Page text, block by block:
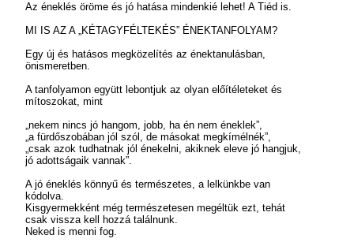
Az éneklés öröme és jó hatása mindenkié lehet! A Tiéd is.
MI IS AZ A „KÉTAGYFÉLTEKÉS” ÉNEKTANFOLYAM?
Egy új és hatásos megközelítés az énektanulásban,
önismeretben.
A tanfolyamon együtt lebontjuk az olyan előítéleteket és
mítoszokat, mint
„nekem nincs jó hangom, jobb, ha én nem éneklek”,
„a fürdőszobában jól szól, de másokat megkímélnék”,
„csak azok tudhatnak jól énekelni, akiknek eleve jó hangjuk,
jó adottságaik vannak”.
A jó éneklés könnyű és természetes, a lelkünkbe van
kódolva.
Kisgyermekként még természetesen megéltük ezt, tehát
csak vissza kell hozzá találnunk.
Neked is menni fog.